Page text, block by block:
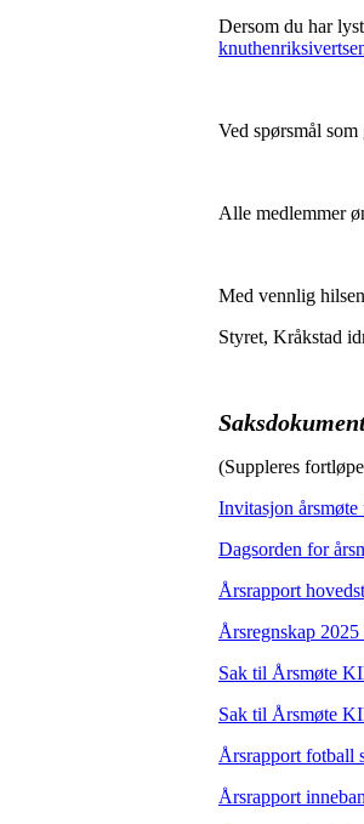
Dersom du har
Ved spørsmål
Alle medlemmer
Med vennlig hilsen
Styret, Kråkstad
(Suppleres
Invitasjon
Dagsorden for
Årsrapport
Årsregnskap
Sak til Årsmøte
Sak til Årsmøte
Årsrapport fotball
Årsrapport